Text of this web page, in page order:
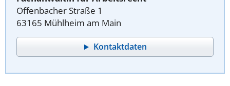
Offenbacher Straße 1
63165 Mühlheim am Main
Kontaktdaten